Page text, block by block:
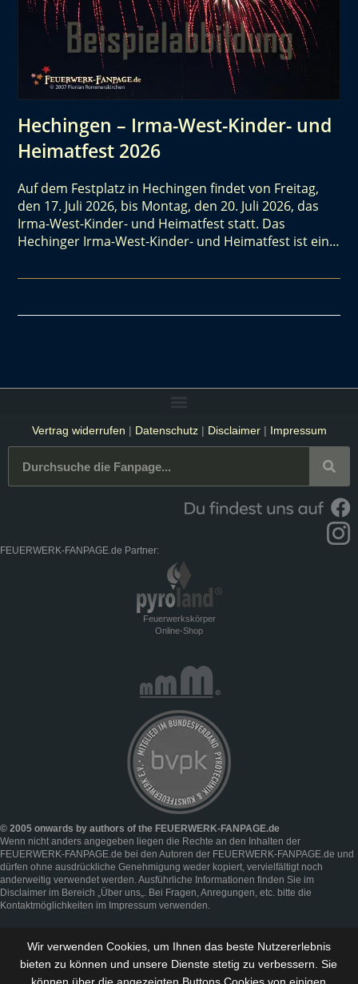
Hechingen – Irma-West-Kinder- und
Heimatfest 2026
Auf dem Festplatz in Hechingen findet von Freitag,
den 17. Juli 2026, bis Montag, den 20. Juli 2026, das
Irma-West-Kinder- und Heimatfest statt. Das
Hechinger Irma-West-Kinder- und Heimatfest ist ein…
Vertrag widerrufen | Datenschutz| Disclaimer| Impressum
FEUERWERK-FANPAGE.de Partner:
Feuerwerkskörper
Online-Shop
© 2005 onwards by authors of the FEUERWERK-FANPAGE.de
Wenn nicht anders angegeben liegen die Rechte an den Inhalten der
FEUERWERK-FANPAGE.de bei den Autoren der FEUERWERK-FANPAGE.de und
dürfen ohne ausdrückliche Genehmigung weder kopiert, vervielfältigt noch
anderweitig verwendet werden. Ausführliche Informationen finden Sie im
Disclaimer im Bereich „ Über uns „. Bei Fragen, Anregungen, etc. bitte die
Kontaktmöglichkeiten im Impressum verwenden.
Wir verwenden Cookies, um Ihnen das beste Nutzererlebnis
bieten zu können und unsere Dienste stetig zu verbessern . Sie
können über die angezeigten Buttons Cookies von einigen